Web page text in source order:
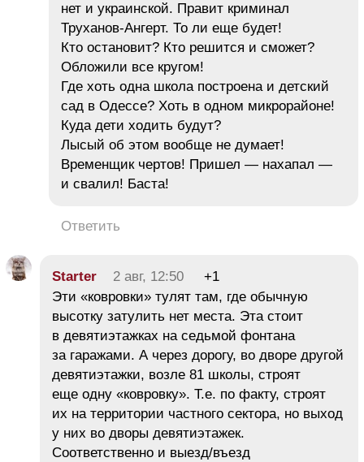
нет и украинской. Правит криминал
Труханов-Ангерт. То ли еще будет!
Кто остановит? Кто решится и сможет?
Обложили все кругом!
Где хоть одна школа построена и детский
сад в Одессе? Хоть в одном микрорайоне!
Куда дети ходить будут?
Лысый об этом вообще не думает!
Временщик чертов! Пришел — нахапал —
и свалил! Баста!
Ответить
Starter 2 авг, 12:50
+1
Эти «ковровки» тулят там, где обычную
высотку затулить нет места. Эта стоит
в девятиэтажках на седьмой фонтана
за гаражами. А через дорогу, во дворе другой
девятиэтажки, возле 81 школы, строят
еще одну «ковровку». Т.е. по факту, строят
их на территории частного сектора, но выход
у них во дворы девятиэтажек.
Соответственно и выезд/въезд